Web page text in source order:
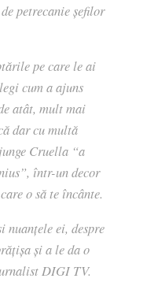
petrecanie șefilor
pe care le ai
cum a ajuns
atât, mult mai
dar cu multă
Cruella “a
într-un decor
o să te încânte.
nuanțele ei, despre
și a le da o
DIGI TV.